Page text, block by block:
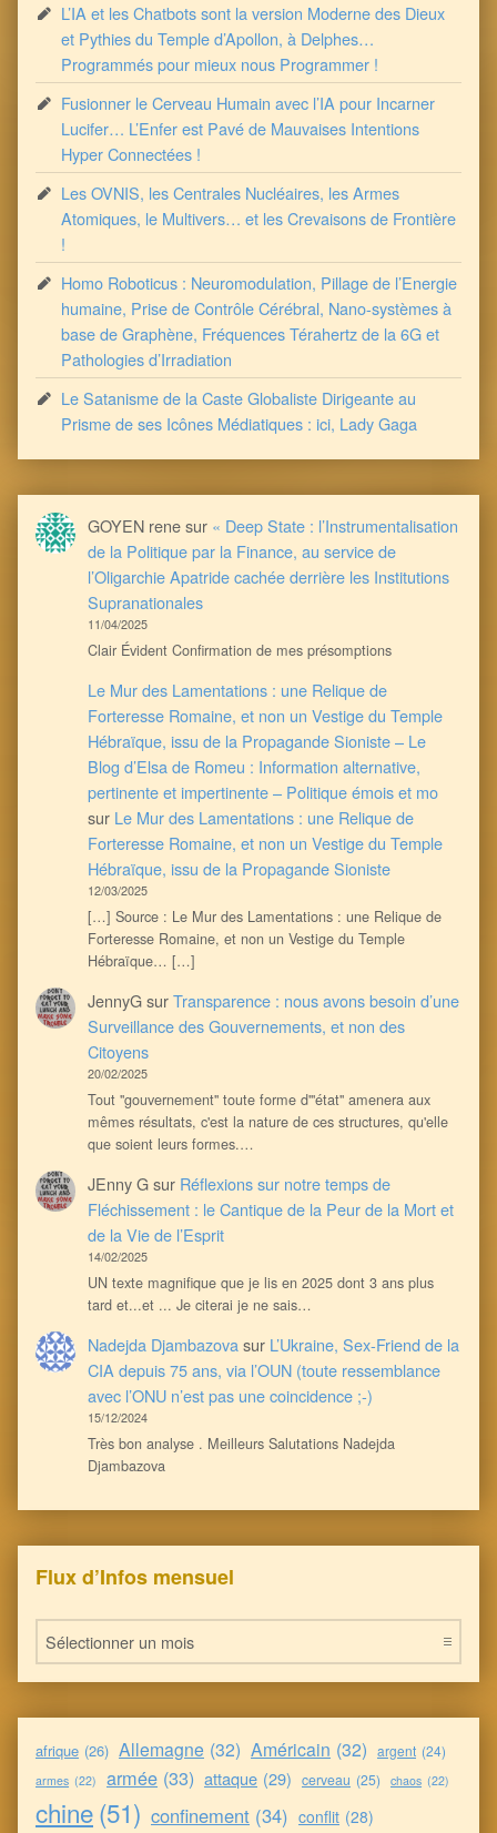
L’IA et les Chatbots sont la version Moderne des Dieux
et Pythies du Temple d’Apollon, à Delphes…
Programmés pour mieux nous Programmer !
Fusionner le Cerveau Humain avec l’IA pour Incarner
Lucifer… L’Enfer est Pavé de Mauvaises Intentions
Hyper Connectées !
Les OVNIS, les Centrales Nucléaires, les Armes
Atomiques, le Multivers… et les Crevaisons de Frontière
!
Homo Roboticus : Neuromodulation, Pillage de l’Energie
humaine, Prise de Contrôle Cérébral, Nano-systèmes à
base de Graphène, Fréquences Térahertz de la 6G et
Pathologies d’Irradiation
Le Satanisme de la Caste Globaliste Dirigeante au
Prisme de ses Icônes Médiatiques : ici, Lady Gaga
GOYEN renesur « Deep State : l’Instrumentalisation
de la Politique par la Finance, au service de
l’Oligarchie Apatride cachée derrière les Institutions
Supranationales
11/04/2025
Clair Évident Confirmation de mes présomptions
Le Mur des Lamentations : une Relique de
Forteresse Romaine, et non un Vestige du Temple
Hébraïque, issu de la Propagande Sioniste – Le
Blog d’Elsa de Romeu : Information alternative,
pertinente et impertinente – Politique émois et mo
sur Le Mur des Lamentations : une Relique de
Forteresse Romaine, et non un Vestige du Temple
Hébraïque, issu de la Propagande Sioniste
12/03/2025
[…] Source : Le Mur des Lamentations : une Relique de
Forteresse Romaine, et non un Vestige du Temple
Hébraïque… […]
JennyGsurTransparence : nous avons besoin d’une
Surveillance des Gouvernements, et non des
Citoyens
20/02/2025
Tout ''gouvernement'' toute forme d'''état'' amenera aux
mêmes résultats, c'est la nature de ces structures, qu'elle
que soient leurs formes.…
JEnny Gsur Réflexions sur notre temps de
Fléchissement : le Cantique de la Peur de la Mort et
de la Vie de l’Esprit
14/02/2025
UN texte magnifique que je lis en 2025 dont 3 ans plus
tard et...et ... Je citerai je ne sais…
Nadejda Djambazovasur L’Ukraine, Sex-Friend de la
CIA depuis 75 ans, via l’OUN (toute ressemblance
avec l’ONU n’est pas une coincidence ;-)
15/12/2024
Très bon analyse . Meilleurs Salutations Nadejda
Djambazova
Flux d’Infos mensuel
Flux d’Infos mensuel
afrique (26) Allemagne (32) Américain (32) argent (24)
armes (22) armée (33) attaque (29) cerveau (25) chaos (22)
chine(51) confinement (34) conflit (28)